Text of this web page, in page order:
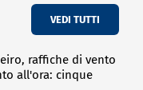
VEDI TUTTI
raffiche di vento
all'ora: cinque